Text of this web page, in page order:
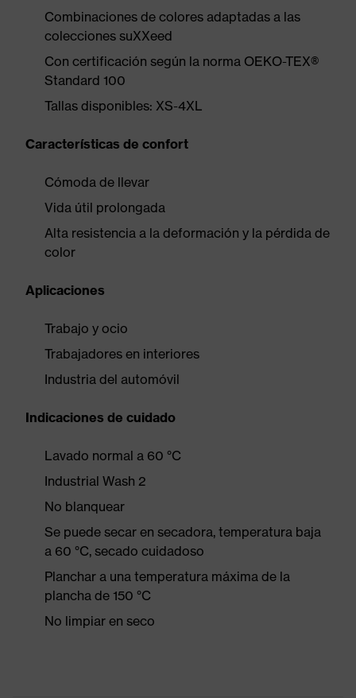
Combinaciones de colores adaptadas a las
colecciones suXXeed
Con certificación según la norma OEKO-TEX®
Standard 100
Tallas disponibles: XS-4XL
Características de confort
Cómoda de llevar
Vida útil prolongada
Alta resistencia a la deformación y la pérdida de
color
Aplicaciones
Trabajo y ocio
Trabajadores en interiores
Industria del automóvil
Indicaciones de cuidado
Lavado normal a 60 °C
Industrial Wash 2
No blanquear
Se puede secar en secadora, temperatura baja
a 60 °C, secado cuidadoso
Planchar a una temperatura máxima de la
plancha de 150 °C
No limpiar en seco